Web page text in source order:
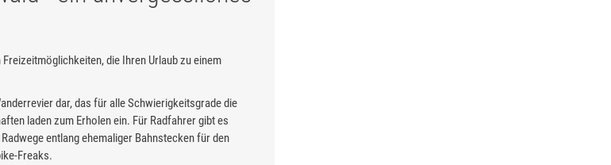
die Ihren Urlaub zu einem
dar, das für alle Schwierigkeitsgrade die
laden zum Erholen ein. Für Radfahrer gibt es
entlang ehemaliger Bahnstecken für den
Freaks.